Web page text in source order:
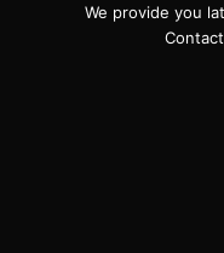
We provide you